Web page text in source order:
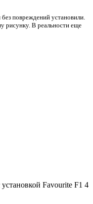
повреждений установили.
рисунку. В реальности еще
Favourite F1 4